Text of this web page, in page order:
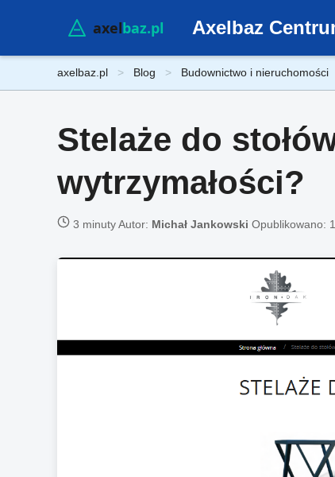
Axelbaz
axelbaz.pl Blog Budownictwo i nieruchomości
Stelaże do
wytrzymałości?
3 minutyAutor: Michał Jankowski Opublikowano: